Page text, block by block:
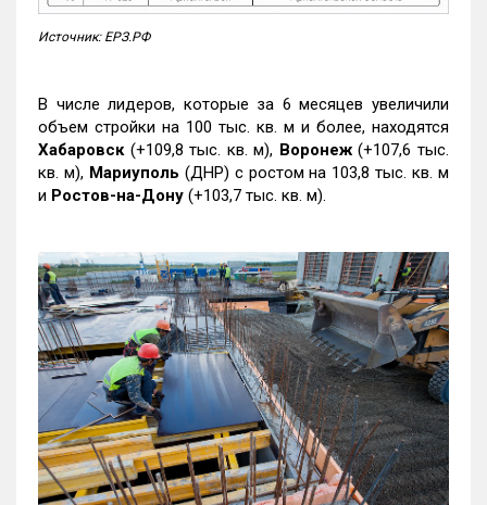
Источник: ЕРЗ.РФ
В числе лидеров, которые за 6 месяцев увеличили
объем стройки на 100 тыс. кв. м и более, находятся
Хабаровск (+109,8 тыс. кв. м), Воронеж(+107,6 тыс.
кв. м), Мариуполь (ДНР) с ростом на 103,8 тыс. кв. м
и Ростов-на-Дону (+103,7 тыс. кв. м).